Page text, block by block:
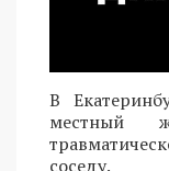
В
местный
соседу.